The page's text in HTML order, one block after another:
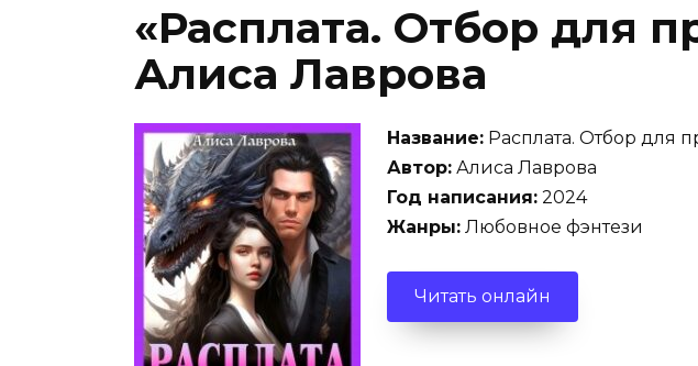
«Расплата. Отбор для
Алиса Лаврова
Название: Расплата. Отбор для
Автор: Алиса Лаврова
Год написания: 2024
Жанры: Любовное фэнтези
Читать онлайн